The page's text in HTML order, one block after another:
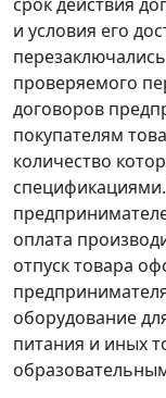
срок действия
и условия его
проверяемого
договоров
покупателям
количество
оплата
отпуск товара
оборудование
питания и иных